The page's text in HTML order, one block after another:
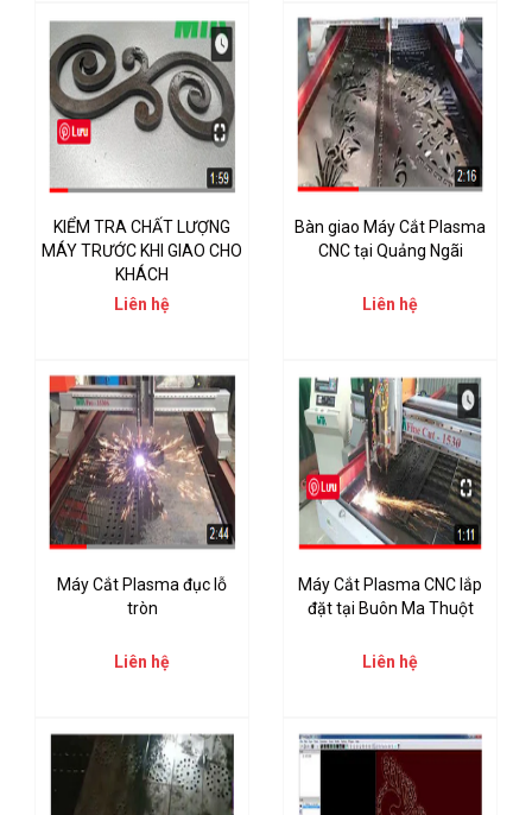
KIỂM TRA CHẤT LƯỢNG
MÁY TRƯỚC KHI GIAO CHO
KHÁCH
Liên hệ
Bàn giao Máy Cắt Plasma
CNC tại Quảng Ngãi
Liên hệ
Máy Cắt Plasma đục lỗ
tròn
Liên hệ
Máy Cắt Plasma CNC lắp
đặt tại Buôn Ma Thuột
Liên hệ